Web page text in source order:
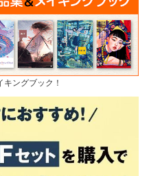
ングブック！